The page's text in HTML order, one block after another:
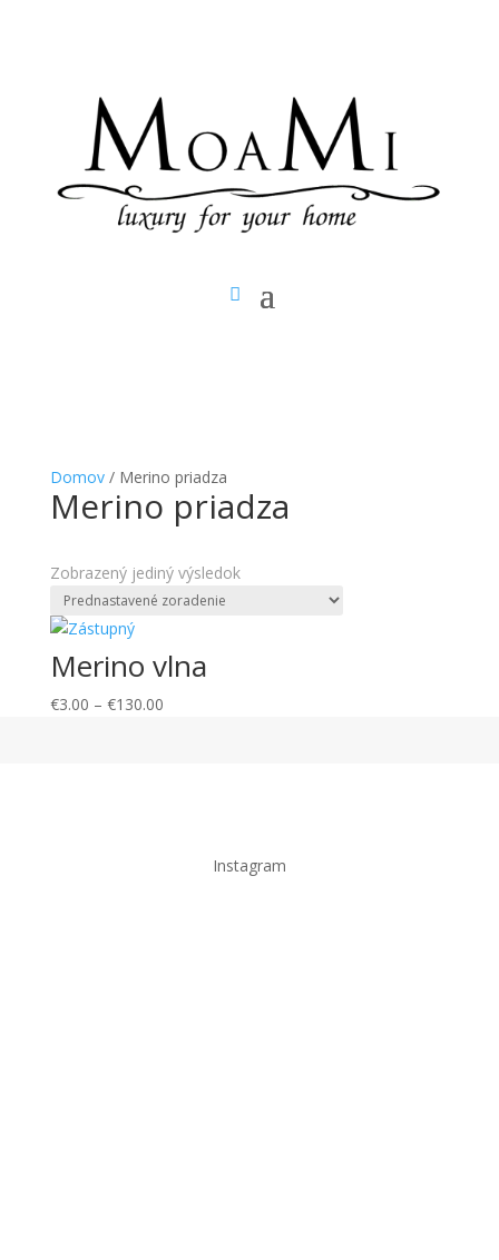
Domov/ Merino priadza
Merino priadza
Zobrazený jediný výsledok
Merino vlna
€3.00 – €130.00
Instagram